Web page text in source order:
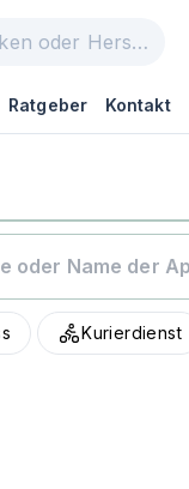
Ratgeber Kontakt
Kurierdienst